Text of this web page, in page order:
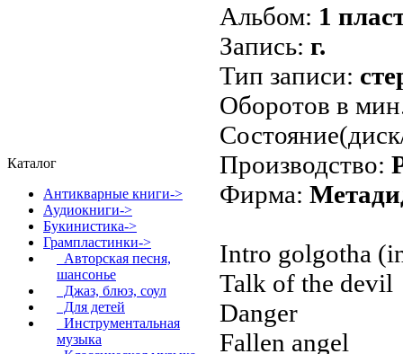
Каталог
Антикварные книги->
Аудиокниги->
Букинистика->
Грампластинки->
Авторская песня,
шансонье
Джаз, блюз, соул
Для детей
Инструментальная
музыка
Альбом: 1
Запись: г.
Тип записи:
Оборотов в
Производство:
Фирма:
Intro golgotha
Talk of the devil
Danger
Fallen angel